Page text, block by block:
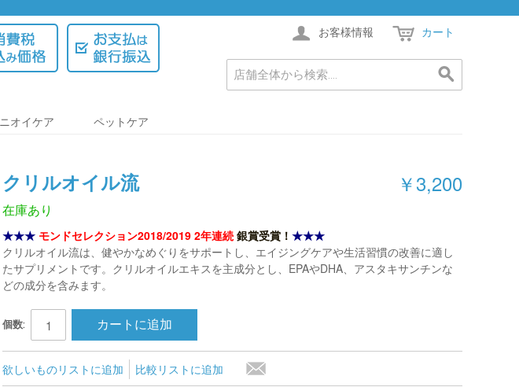
お客様情報 カート
ニオイケア ペットケア
クリルオイル流 ￥3,200
在庫あり
★★★ モンドセレクション2018/2019 2年連続 銀賞受賞！ ★★★
クリルオイル流は、健やかなめぐりをサポートし、エイジングケアや生活習慣の改善に適し
たサプリメントです。クリルオイルエキスを主成分とし、EPAやDHA、アスタキサンチンな
どの成分を含みます。
個数: カートに追加
欲しいものリストに追加 比較リストに追加